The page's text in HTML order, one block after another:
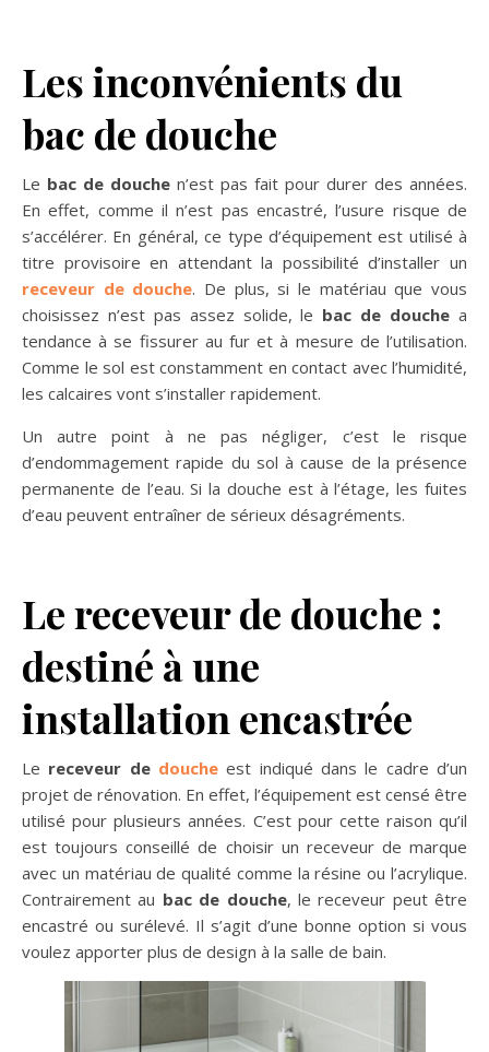
Les inconvénients du
bac de douche
Le bac de douche n’est pas fait pour durer des années.
En effet, comme il n’est pas encastré, l’usure risque de
s’accélérer. En général, ce type d’équipement est utilisé à
titre provisoire en attendant la possibilité d’installer un
receveur de douche. De plus, si le matériau que vous
choisissez n’est pas assez solide, le bac de douche a
tendance à se fissurer au fur et à mesure de l’utilisation.
Comme le sol est constamment en contact avec l’humidité,
les calcaires vont s’installer rapidement.
Un autre point à ne pas négliger, c’est le risque
d’endommagement rapide du sol à cause de la présence
permanente de l’eau. Si la douche est à l’étage, les fuites
d’eau peuvent entraîner de sérieux désagréments.
Le receveur de douche :
destiné à une
installation encastrée
Le receveur de doucheest indiqué dans le cadre d’un
projet de rénovation. En effet, l’équipement est censé être
utilisé pour plusieurs années. C’est pour cette raison qu’il
est toujours conseillé de choisir un receveur de marque
avec un matériau de qualité comme la résine ou l’acrylique.
Contrairement au bac de douche, le receveur peut être
encastré ou surélevé. Il s’agit d’une bonne option si vous
voulez apporter plus de design à la salle de bain.